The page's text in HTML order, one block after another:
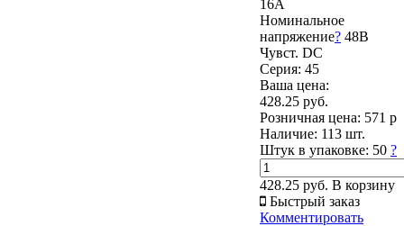
16А
Номинальное
напряжение? 48В
Чувст. DC
Серия: 45
Ваша цена:
428.25 руб.
Розничная цена: 571 р
Наличие: 113 шт.
Штук в упаковке: 50 ?
428.25 руб. В корзину
Быстрый заказ
Комментировать